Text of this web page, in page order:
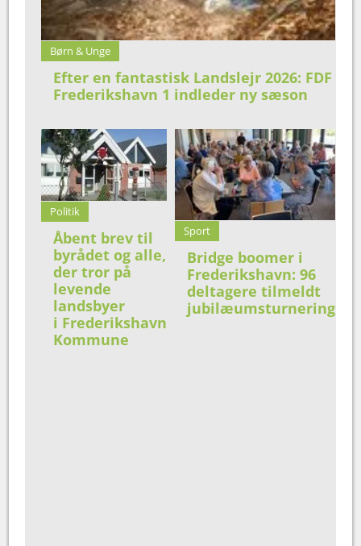
Børn & Unge
Efter en fantastisk Landslejr 2026: FDF
Frederikshavn 1 indleder ny sæson
Politik
Åbent brev til
byrådet og alle,
der tror på
levende
landsbyer
i Frederikshavn
Kommune
Sport
Bridge boomer i
Frederikshavn: 96
deltagere tilmeldt
jubilæumsturnering